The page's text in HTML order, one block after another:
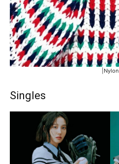
|Nylon
Singles